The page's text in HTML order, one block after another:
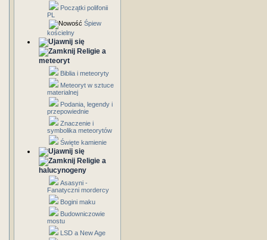
Początki polifonii
PL
Śpiew
kościelny
Religie a
meteoryt
Biblia i meteoryty
Meteoryt w sztuce
materialnej
Podania, legendy i
przepowiednie
Znaczenie i
symbolika meteorytów
Święte kamienie
Religie a
halucynogeny
Asasyni -
Fanatyczni mordercy
Bogini maku
Budowniczowie
mostu
LSD a New Age